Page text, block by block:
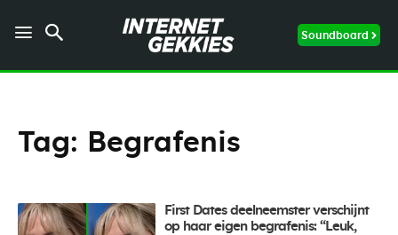
Soundboard
Tag: Begrafenis
First Dates deelneemster verschijnt
op haar eigen begrafenis: “Leuk,